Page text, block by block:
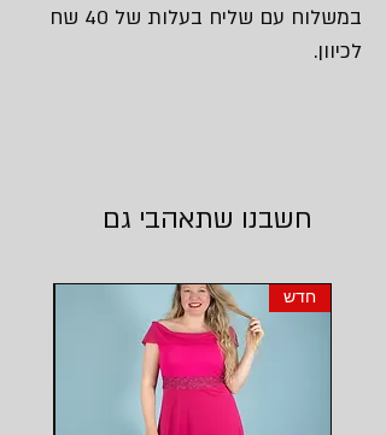
במשלוח עם שליח בעלות של 40 שח
לכיוון.
חשבנו שתאהבי גם
חדש